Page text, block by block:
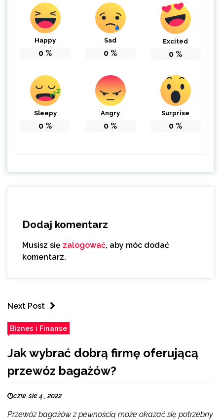
Happy
0 %
Sad
0 %
Excited
0 %
Sleepy
0 %
Angry
0 %
Surprise
0 %
Dodaj komentarz
Musisz się zalogować, aby móc dodać
komentarz.
Next Post
Biznes i Finanse
Jak wybrać dobrą firmę oferującą
przewóz bagażów?
czw. sie 4 , 2022
Przewóz bagażów z pewnością może okazać się potrzebny